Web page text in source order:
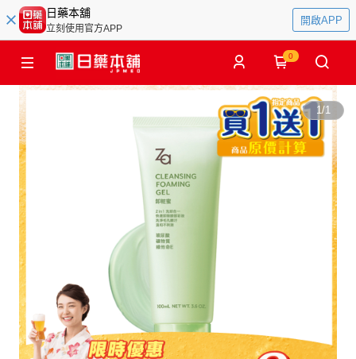
日藥本舖
立刻使用官方APP
開啟APP
0
1/1